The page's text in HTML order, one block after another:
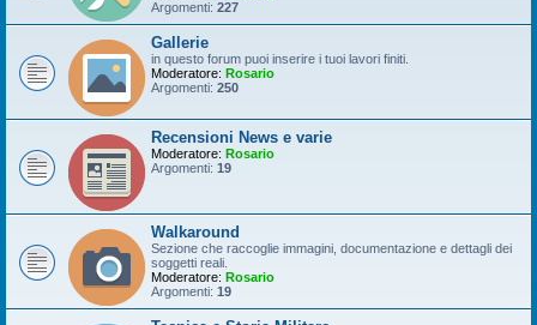
Argomenti: 227
Gallerie
in questo forum puoi inserire i tuoi lavori finiti.
Moderatore: Rosario
Argomenti: 250
Recensioni News e varie
Moderatore: Rosario
Argomenti: 19
Walkaround
Sezione che raccoglie immagini, documentazione e dettagli dei
soggetti reali.
Moderatore: Rosario
Argomenti: 19